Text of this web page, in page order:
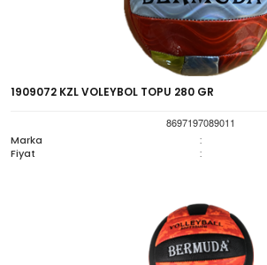
1909072 KZL VOLEYBOL TOPU 280 GR
8697197089011
Marka
:
Fiyat :